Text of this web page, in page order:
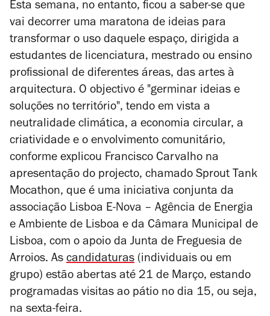
Esta semana, no entanto, ficou a saber-se que
vai decorrer uma maratona de ideias para
transformar o uso daquele espaço, dirigida a
estudantes de licenciatura, mestrado ou ensino
profissional de diferentes áreas, das artes à
arquitectura. O objectivo é "germinar ideias e
soluções no território", tendo em vista a
neutralidade climática, a economia circular, a
criatividade e o envolvimento comunitário,
conforme explicou Francisco Carvalho na
apresentação do projecto, chamado Sprout Tank
Mocathon, que é uma iniciativa conjunta da
associação Lisboa E-Nova – Agência de Energia
e Ambiente de Lisboa e da Câmara Municipal de
Lisboa, com o apoio da Junta de Freguesia de
Arroios. As candidaturas (individuais ou em
grupo) estão abertas até 21 de Março, estando
programadas visitas ao pátio no dia 15, ou seja,
na sexta-feira.